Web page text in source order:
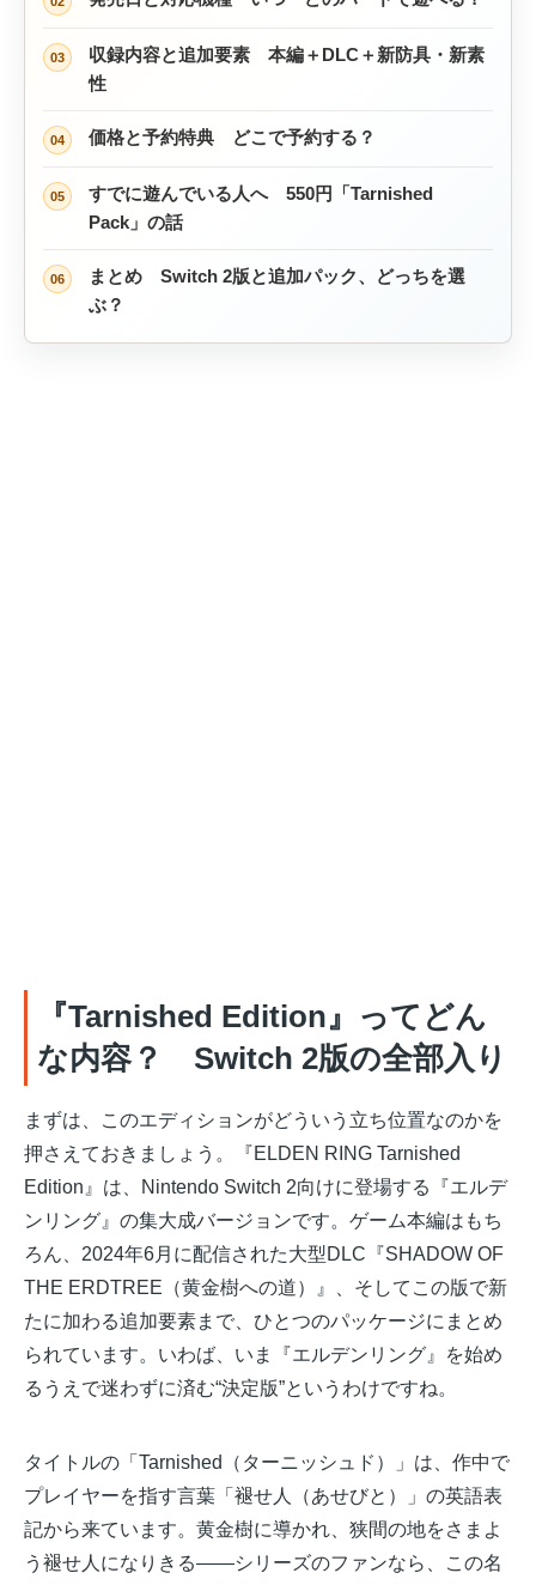
03
収録内容と追加要素 本編＋DLC＋新防具・新素
性
04 価格と予約特典 どこで予約する？
05
すでに遊んでいる人へ 550円「Tarnished
Pack」の話
06
まとめ Switch 2版と追加パック、どっちを選
ぶ？
『Tarnished Edition』ってどん
な内容？ Switch 2版の全部入り
まずは、このエディションがどういう立ち位置なのかを
押さえておきましょう。『ELDEN RING Tarnished
Edition』は、Nintendo Switch 2向けに登場する『エルデ
ンリング』の集大成バージョンです。ゲーム本編はもち
ろん、2024年6月に配信された大型DLC『SHADOW OF
THE ERDTREE（黄金樹への道）』、そしてこの版で新
たに加わる追加要素まで、ひとつのパッケージにまとめ
られています。いわば、いま『エルデンリング』を始め
るうえで迷わずに済む“決定版”というわけですね。
タイトルの「Tarnished（ターニッシュド）」は、作中で
プレイヤーを指す言葉「褪せ人（あせびと）」の英語表
記から来ています。黄金樹に導かれ、狭間の地をさまよ
う褪せ人になりきる——シリーズのファンなら、この名